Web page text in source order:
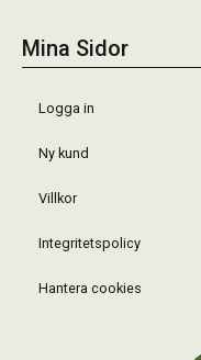
Mina Sidor
Logga in
Ny kund
Villkor
Integritetspolicy
Hantera cookies